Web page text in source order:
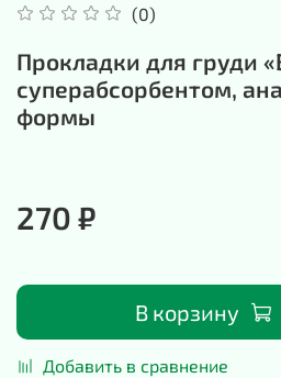
(0)
Прокладки для груди
суперабсорбентом,
формы
270 ₽
В корзину
Добавить в сравнение